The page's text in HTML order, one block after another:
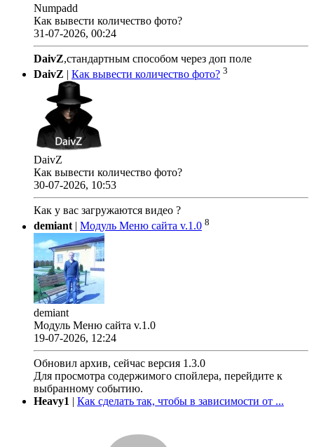
Numpadd
Как вывести количество фото?
31-07-2026, 00:24
DaivZ,стандартным способом через доп поле
DaivZ | Как вывести количество фото? 3
DaivZ
Как вывести количество фото?
30-07-2026, 10:53
Как у вас загружаются видео ?
demiant| Модуль Меню сайта v.1.0 8
demiant
Модуль Меню сайта v.1.0
19-07-2026, 12:24
Обновил архив, сейчас версия 1.3.0
Для просмотра содержимого спойлера, перейдите к
выбранному событию.
Heavy1 | Как сделать так, чтобы в зависимости от ...